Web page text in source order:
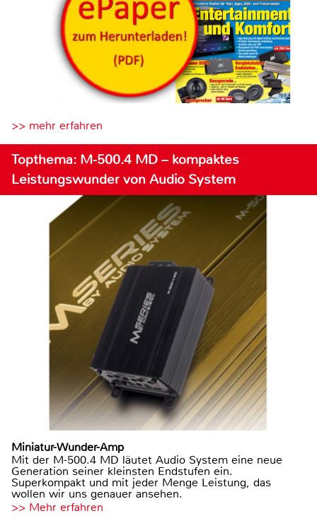
>> mehr erfahren
Topthema: M-500.4 MD – kompaktes
Leistungswunder von Audio System
Miniatur-Wunder-Amp
Mit der M-500.4 MD läutet Audio System eine neue
Generation seiner kleinsten Endstufen ein.
Superkompakt und mit jeder Menge Leistung, das
wollen wir uns genauer ansehen.
>> Mehr erfahren